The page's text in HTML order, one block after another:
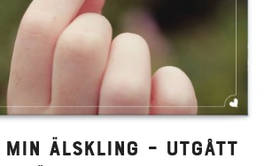
älskling – UTGÅTT